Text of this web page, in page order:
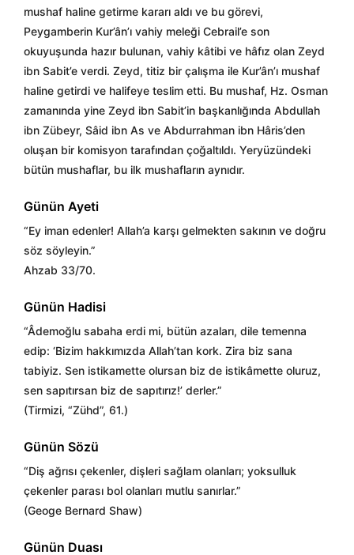
mushaf haline getirme kararı aldı ve bu görevi,
Peygamberin Kur’ân’ı vahiy meleği Cebrail’e son
okuyuşunda hazır bulunan, vahiy kâtibi ve hâfız olan Zeyd
ibn Sabit’e verdi. Zeyd, titiz bir çalışma ile Kur’ân’ı mushaf
haline getirdi ve halifeye teslim etti. Bu mushaf, Hz. Osman
zamanında yine Zeyd ibn Sabit’in başkanlığında Abdullah
ibn Zübeyr, Sâid ibn As ve Abdurrahman ibn Hâris’den
oluşan bir komisyon tarafından çoğaltıldı. Yeryüzündeki
bütün mushaflar, bu ilk mushafların aynıdır.
Günün Ayeti
“Ey iman edenler! Allah’a karşı gelmekten sakının ve doğru
söz söyleyin.”
Ahzab 33/70.
Günün Hadisi
“Âdemoğlu sabaha erdi mi, bütün azaları, dile temenna
edip: ‘Bizim hakkımızda Allah’tan kork. Zira biz sana
tabiyiz. Sen istikamette olursan biz de istikâmette oluruz,
sen sapıtırsan biz de sapıtırız!’ derler.”
(Tirmizi, “Zühd”, 61.)
Günün Sözü
“Diş ağrısı çekenler, dişleri sağlam olanları; yoksulluk
çekenler parası bol olanları mutlu sanırlar.”
(Geoge Bernard Shaw)
Günün Duası